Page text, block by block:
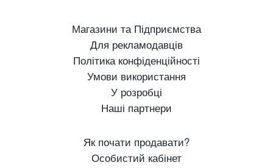
Магазини та Підприємства
Для рекламодавців
Політика конфіденційності
Умови використання
У розробці
Наші партнери
Як почати продавати?
Особистий кабінет